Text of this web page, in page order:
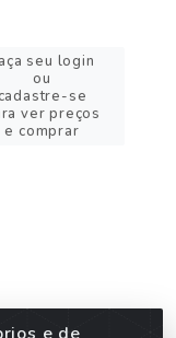
seu login
ou
se
ver preços
e comprar